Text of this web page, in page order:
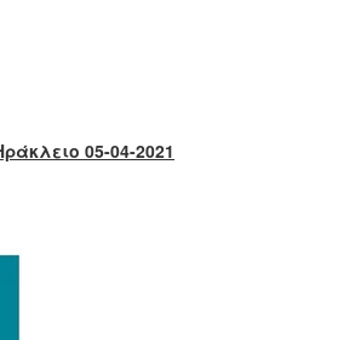
05-04-2021